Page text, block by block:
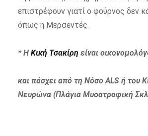
επιστρέφουν γιατί ο φούρνος δεν
όπως η Μερσεντές.
* Η Κική Τσακίρη είναι
και πάσχει από τη Νόσο ALS ή του
Νευρώνα (Πλάγια Μυοατροφική